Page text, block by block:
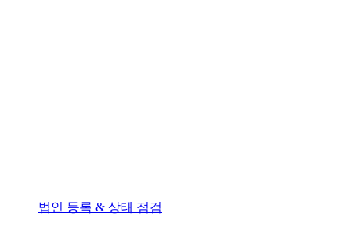
법인 등록 & 상태 점검